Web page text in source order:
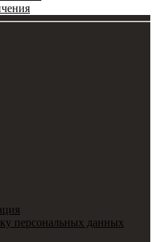
персональных данных